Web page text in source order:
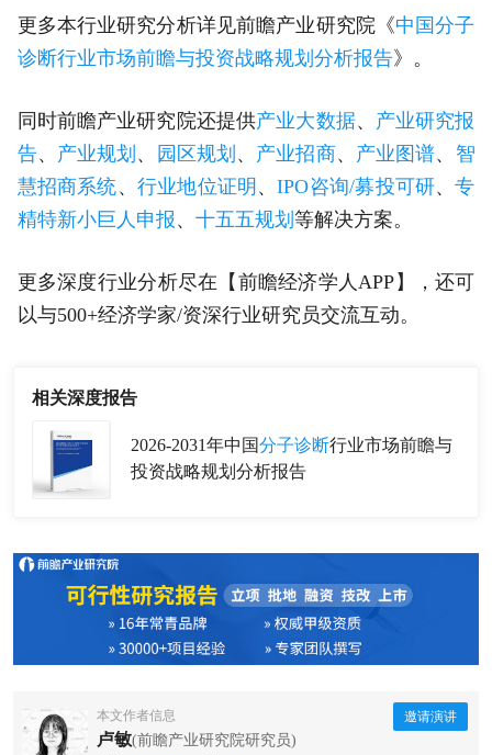
更多本行业研究分析详见前瞻产业研究院《中国分子
诊断行业市场前瞻与投资战略规划分析报告》。
同时前瞻产业研究院还提供产业大数据、 产业研究报
告、 产业规划 、 园区规划 、 产业招商、 产业图谱、 智
慧招商系统、 行业地位证明 、IPO咨询/募投可研、专
精特新小巨人申报、 十五五规划 等解决方案。
更多深度行业分析尽在【前瞻经济学人APP】，还可
以与500+经济学家/资深行业研究员交流互动。
相关深度报告
2026-2031年中国分子诊断行业市场前瞻与
投资战略规划分析报告
本文作者信息
卢敏(前瞻产业研究院研究员)
邀请演讲